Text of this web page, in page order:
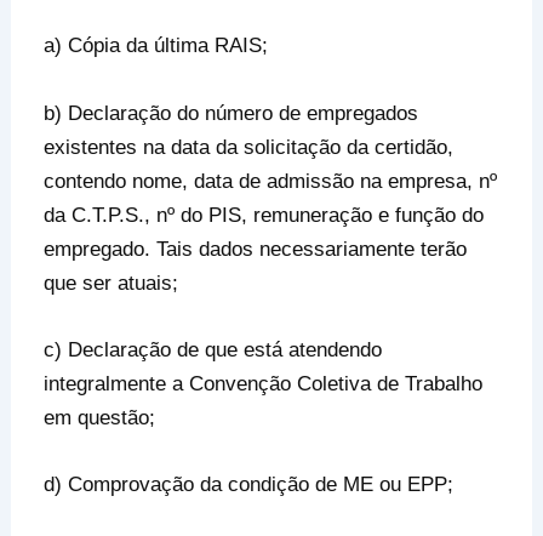
a) Cópia da última RAIS;
b) Declaração do número de empregados
existentes na data da solicitação da certidão,
contendo nome, data de admissão na empresa, nº
da C.T.P.S., nº do PIS, remuneração e função do
empregado. Tais dados necessariamente terão
que ser atuais;
c) Declaração de que está atendendo
integralmente a Convenção Coletiva de Trabalho
em questão;
d) Comprovação da condição de ME ou EPP;